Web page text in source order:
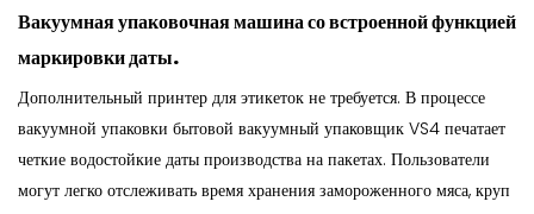
Вакуумная упаковочная машина со встроенной функцией
маркировки даты.
Дополнительный принтер для этикеток не требуется. В процессе
вакуумной упаковки бытовой вакуумный упаковщик VS4 печатает
четкие водостойкие даты производства на пакетах. Пользователи
могут легко отслеживать время хранения замороженного мяса, круп